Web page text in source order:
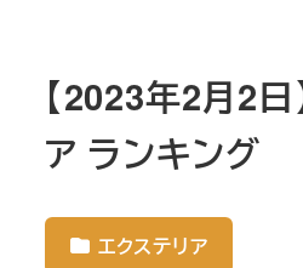
【2023年2月2日
ア ランキング
エクステリア